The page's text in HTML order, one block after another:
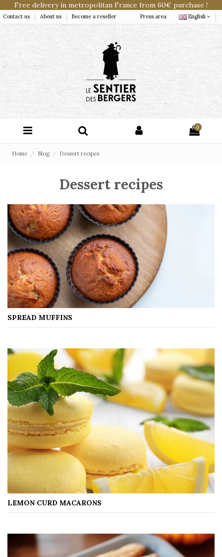
Free delivery in metropolitan France from 60€ purchase !
Contact us About us Become a reseller Press area English
0
Home Blog Dessert recipes
Dessert recipes
SPREAD MUFFINS
LEMON CURD MACARONS